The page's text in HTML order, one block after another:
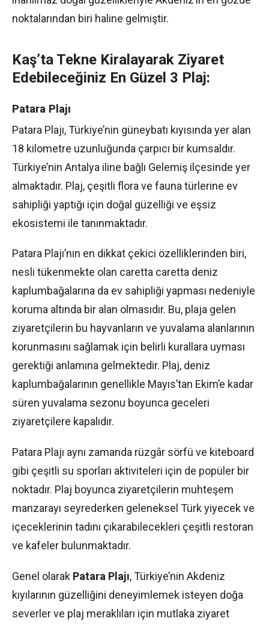
noktalarından biri haline gelmiştir.
Kaş’ta Tekne Kiralayarak Ziyaret
Edebileceğiniz En Güzel 3 Plaj:
Patara Plajı
Patara Plajı, Türkiye’nin güneybatı kıyısında yer alan
18 kilometre uzunluğunda çarpıcı bir kumsaldır.
Türkiye’nin Antalya iline bağlı Gelemiş ilçesinde yer
almaktadır. Plaj, çeşitli flora ve fauna türlerine ev
sahipliği yaptığı için doğal güzelliği ve eşsiz
ekosistemi ile tanınmaktadır.
Patara Plajı’nın en dikkat çekici özelliklerinden biri,
nesli tükenmekte olan caretta caretta deniz
kaplumbağalarına da ev sahipliği yapması nedeniyle
koruma altında bir alan olmasıdır. Bu, plaja gelen
ziyaretçilerin bu hayvanların ve yuvalama alanlarının
korunmasını sağlamak için belirli kurallara uyması
gerektiği anlamına gelmektedir. Plaj, deniz
kaplumbağalarının genellikle Mayıs’tan Ekim’e kadar
süren yuvalama sezonu boyunca geceleri
ziyaretçilere kapalıdır.
Patara Plajı aynı zamanda rüzgâr sörfü ve kiteboard
gibi çeşitli su sporları aktiviteleri için de popüler bir
noktadır. Plaj boyunca ziyaretçilerin muhteşem
manzarayı seyrederken geleneksel Türk yiyecek ve
içeceklerinin tadını çıkarabilecekleri çeşitli restoran
ve kafeler bulunmaktadır.
Genel olarak Patara Plajı, Türkiye’nin Akdeniz
kıyılarının güzelliğini deneyimlemek isteyen doğa
severler ve plaj meraklıları için mutlaka ziyaret